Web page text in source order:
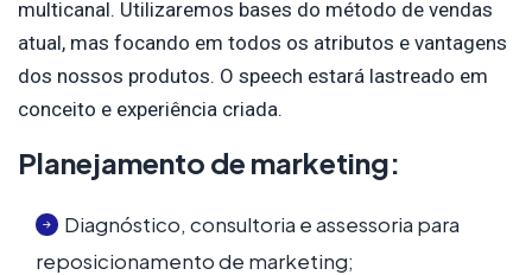
multicanal. Utilizaremos bases do método de vendas
atual, mas focando em todos os atributos e vantagens
dos nossos produtos. O speech estará lastreado em
conceito e experiência criada.
Planejamento de marketing:
Diagnóstico, consultoria e assessoria para
reposicionamento de marketing;